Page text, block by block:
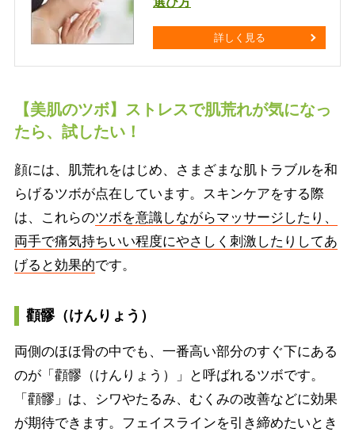
詳しく見る
【美肌のツボ】ストレスで肌荒れが気になっ
たら、試したい！
顔には、肌荒れをはじめ、さまざまな肌トラブルを和
らげるツボが点在しています。スキンケアをする際
は、これらのツボを意識しながらマッサージしたり、
両手で痛気持ちいい程度にやさしく刺激したりしてあ
げると効果的です。
顴髎（けんりょう）
両側のほほ骨の中でも、一番高い部分のすぐ下にある
のが「顴髎（けんりょう）」と呼ばれるツボです。
「顴髎」は、シワやたるみ、むくみの改善などに効果
が期待できます。フェイスラインを引き締めたいとき